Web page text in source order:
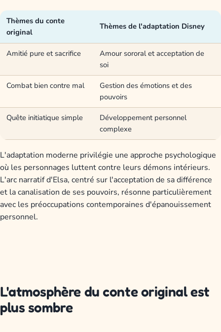
Thèmes du conte
original
Thèmes de l'adaptation Disney
Amitié pure et sacrifice
Amour sororal et acceptation de
soi
Combat bien contre mal
Gestion des émotions et des
pouvoirs
Quête initiatique simple
Développement personnel
complexe
L'adaptation moderne privilégie une approche psychologique
où les personnages luttent contre leurs démons intérieurs.
L'arc narratif d'Elsa, centré sur l'acceptation de sa différence
et la canalisation de ses pouvoirs, résonne particulièrement
avec les préoccupations contemporaines d'épanouissement
personnel.
L'atmosphère du conte original est
plus sombre